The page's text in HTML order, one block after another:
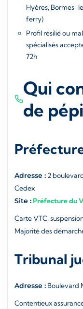
Hyères, Bormes-
ferry)
Profil résilié ou
spécialisés
72h
Qui
de
Adresse : 2
Cedex
Site :Préfecture du
Carte VTC,
Majorité des
Tribunal
Adresse : Boulevard
Contentieux